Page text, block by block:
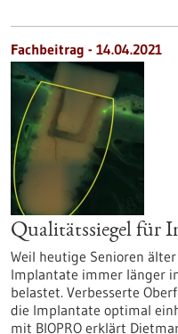
Fachbeitrag - 14.04.2021
Qualitätssiegel für
Weil heutige Senioren
Implantate immer länger
belastet. Verbesserte
die Implantate optimal
mit BIOPRO erklärt